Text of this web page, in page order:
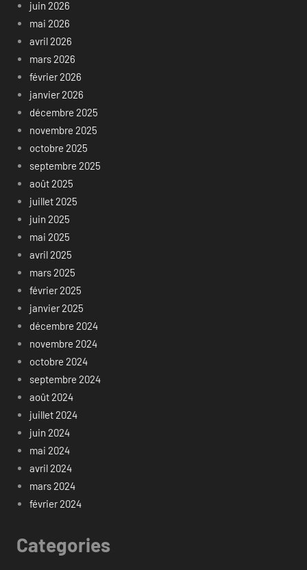
juin 2026
mai 2026
avril 2026
mars 2026
février 2026
janvier 2026
décembre 2025
novembre 2025
octobre 2025
septembre 2025
août 2025
juillet 2025
juin 2025
mai 2025
avril 2025
mars 2025
février 2025
janvier 2025
décembre 2024
novembre 2024
octobre 2024
septembre 2024
août 2024
juillet 2024
juin 2024
mai 2024
avril 2024
mars 2024
février 2024
Categories